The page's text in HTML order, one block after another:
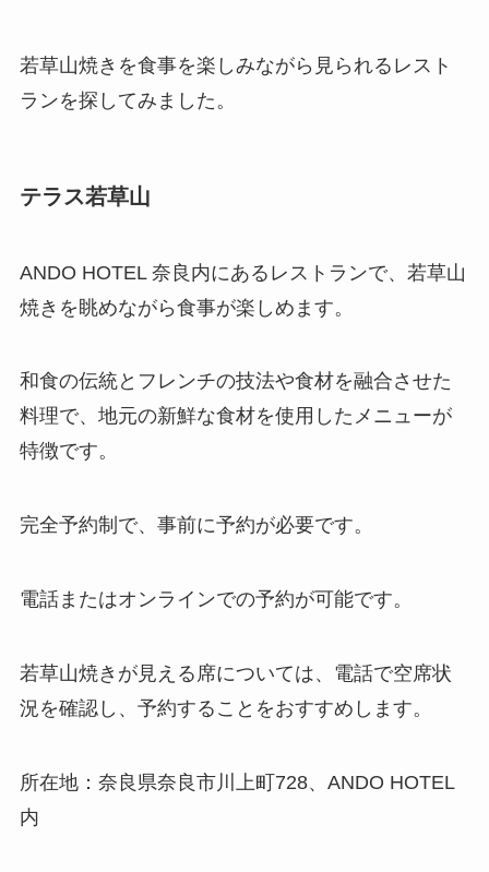
若草山焼きを食事を楽しみながら見られるレスト
ランを探してみました。
テラス若草山
ANDO HOTEL 奈良内にあるレストランで、若草山
焼きを眺めながら食事が楽しめます。
和食の伝統とフレンチの技法や食材を融合させた
料理で、地元の新鮮な食材を使用したメニューが
特徴です。
完全予約制で、事前に予約が必要です。
電話またはオンラインでの予約が可能です。
若草山焼きが見える席については、電話で空席状
況を確認し、予約することをおすすめします。
所在地：奈良県奈良市川上町728、ANDO HOTEL
内